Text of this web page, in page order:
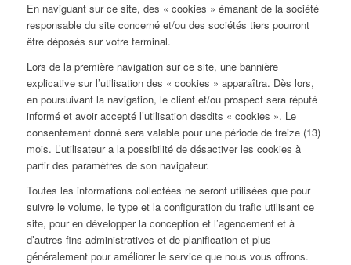
En naviguant sur ce site, des « cookies » émanant de la société
responsable du site concerné et/ou des sociétés tiers pourront
être déposés sur votre terminal.
Lors de la première navigation sur ce site, une bannière
explicative sur l’utilisation des « cookies » apparaîtra. Dès lors,
en poursuivant la navigation, le client et/ou prospect sera réputé
informé et avoir accepté l’utilisation desdits « cookies ». Le
consentement donné sera valable pour une période de treize (13)
mois. L’utilisateur a la possibilité de désactiver les cookies à
partir des paramètres de son navigateur.
Toutes les informations collectées ne seront utilisées que pour
suivre le volume, le type et la configuration du trafic utilisant ce
site, pour en développer la conception et l’agencement et à
d’autres fins administratives et de planification et plus
généralement pour améliorer le service que nous vous offrons.